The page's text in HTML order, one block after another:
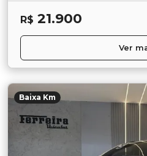
R$ 21.900
Ver
Baixa Km